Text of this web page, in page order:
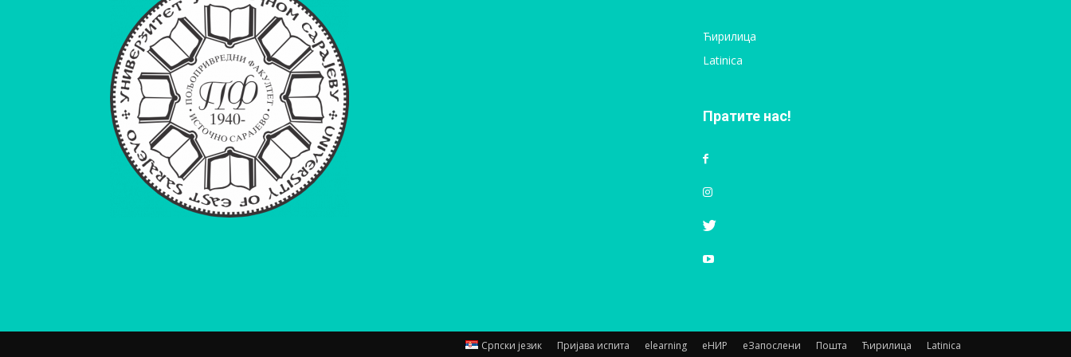
Ћирилица
Latinica
Пратите нас!
Српски језик Пријава испита elearning еНИР еЗапослени Пошта Ћирилица Latinica